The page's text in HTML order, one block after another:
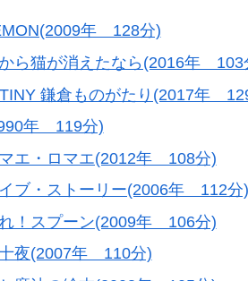
年 128分)
ら猫が消えたなら(2016年 103
鎌倉ものがたり(2017年
年 119分)
エ・ロマエ(2012年 108分)
ブ・ストーリー(2006年 112分)
！スプーン(2009年 106分)
夜(2007年 110分)